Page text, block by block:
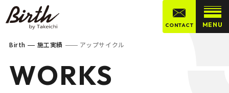
MENU
CONTACT
Birth 施工実績 アップサイクル
WORKS